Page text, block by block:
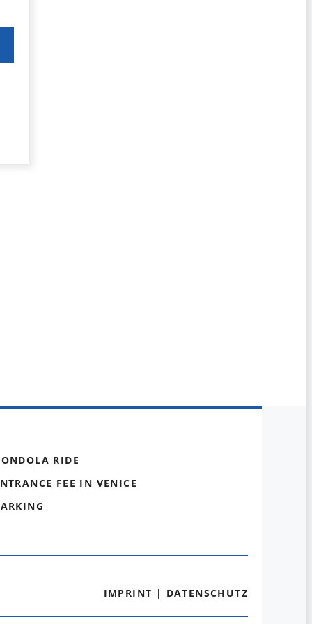
RIDE
FEE IN VENICE
IMPRINT | DATENSCHUTZ